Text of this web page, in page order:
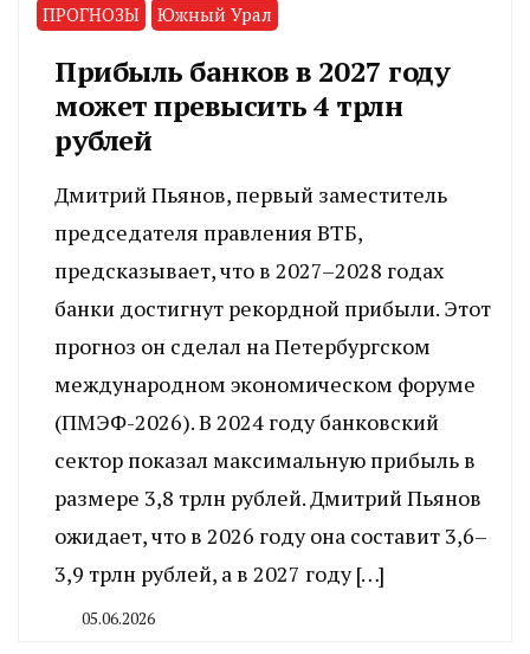
ПРОГНОЗЫ Южный Урал
Прибыль банков в 2027 году
может превысить 4 трлн
рублей
Дмитрий Пьянов, первый заместитель
председателя правления ВТБ,
предсказывает, что в 2027–2028 годах
банки достигнут рекордной прибыли. Этот
прогноз он сделал на Петербургском
международном экономическом форуме
(ПМЭФ-2026). В 2024 году банковский
сектор показал максимальную прибыль в
размере 3,8 трлн рублей. Дмитрий Пьянов
ожидает, что в 2026 году она составит 3,6–
3,9 трлн рублей, а в 2027 году […]
05.06.2026